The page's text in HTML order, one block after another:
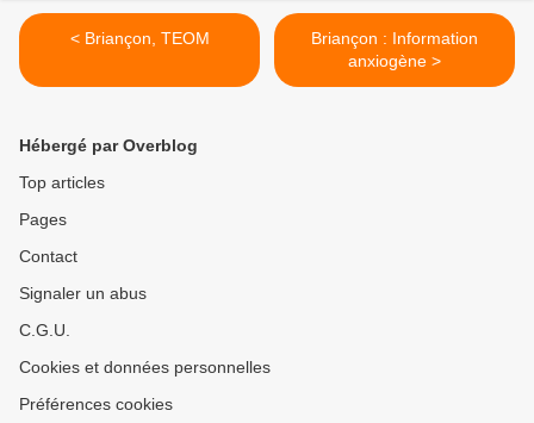
< Briançon, TEOM
Briançon : Information
anxiogène >
Hébergé par Overblog
Top articles
Pages
Contact
Signaler un abus
C.G.U.
Cookies et données personnelles
Préférences cookies